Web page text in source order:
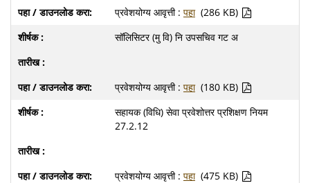
प्रवेशयोग्य आवृत्ती : पहा (286 KB)
सॉलिसिटर (मु वि) नि उपसचिव गट अ
प्रवेशयोग्य आवृत्ती : पहा (180 KB)
सहायक (विधि) सेवा प्रवेशोत्तर प्रशिक्षण नियम
27.2.12
प्रवेशयोग्य आवृत्ती : पहा (475 KB)